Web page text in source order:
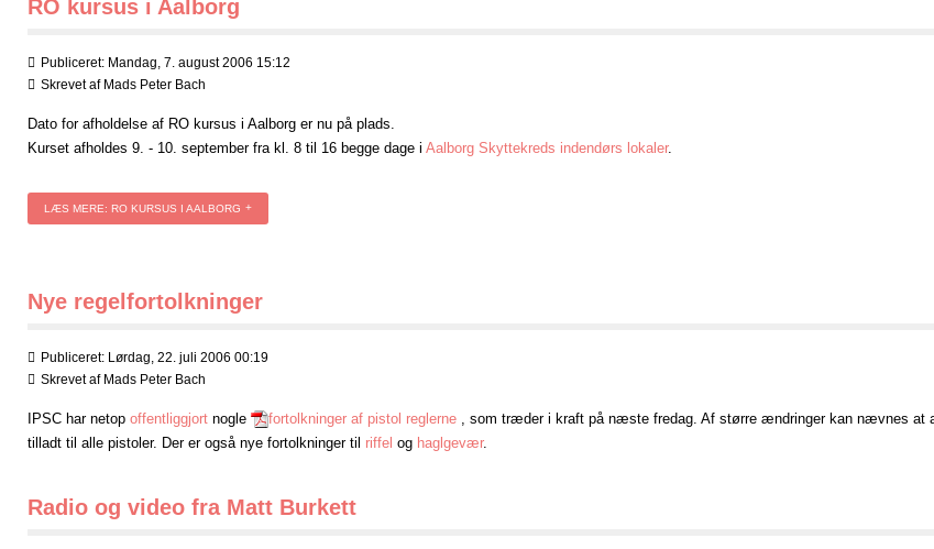
RO kursus i Aalborg
Publiceret: Mandag, 7. august 2006 15:12
Skrevet af Mads Peter Bach
Dato for afholdelse af RO kursus i Aalborg er nu på plads.
Kurset afholdes 9. - 10. september fra kl. 8 til 16 begge dage i Aalborg Skyttekreds indendørs lokaler.
LÆS MERE: RO KURSUS I AALBORG
Nye regelfortolkninger
Publiceret: Lørdag, 22. juli 2006 00:19
Skrevet af Mads Peter Bach
IPSC har netop offentliggjort nogle fortolkninger af pistol reglerne
, som træder i kraft på næste fredag. Af større ændringer kan nævnes at
tilladt til alle pistoler. Der er også nye fortolkninger til riffel og haglgevær.
Radio og video fra Matt Burkett